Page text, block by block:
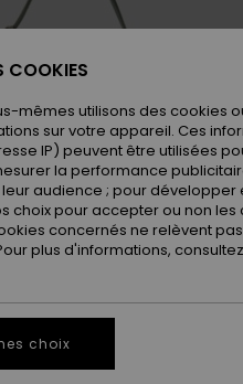
COOKIES
mêmes utilisons des cookies
sur votre appareil. Ces
IP) peuvent être utilisées
la performance
audience ; pour
choix pour accepter ou non
concernés ne relèvent
plus d'informations,
choix